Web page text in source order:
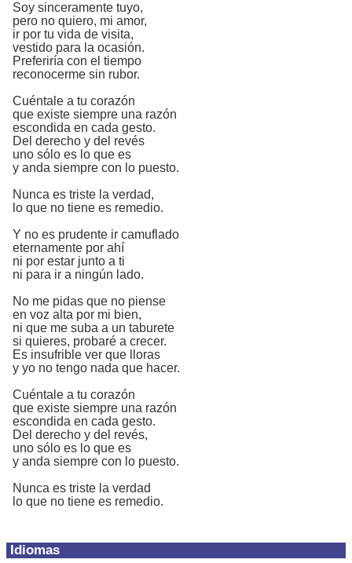
Idiomas
Soy sinceramente tuyo,
pero no quiero, mi amor,
ir por tu vida de visita,
vestido para la ocasión.
Preferiría con el tiempo
reconocerme sin rubor.
Cuéntale a tu corazón
que existe siempre una razón
escondida en cada gesto.
Del derecho y del revés
uno sólo es lo que es
y anda siempre con lo puesto.
Nunca es triste la verdad,
lo que no tiene es remedio.
Y no es prudente ir camuflado
eternamente por ahí
ni por estar junto a ti
ni para ir a ningún lado.
No me pidas que no piense
en voz alta por mi bien,
ni que me suba a un taburete
si quieres, probaré a crecer.
Es insufrible ver que lloras
y yo no tengo nada que hacer.
Cuéntale a tu corazón
que existe siempre una razón
escondida en cada gesto.
Del derecho y del revés,
uno sólo es lo que es
y anda siempre con lo puesto.
Nunca es triste la verdad
lo que no tiene es remedio.